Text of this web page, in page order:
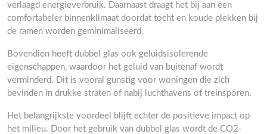
verlaagd energieverbruik. Daarnaast draagt het bij aan een
comfortabeler binnenklimaat doordat tocht en koude plekken bij
de ramen worden geminimaliseerd.
Bovendien heeft dubbel glas ook geluidsisolerende
eigenschappen, waardoor het geluid van buitenaf wordt
verminderd. Dit is vooral gunstig voor woningen die zich
bevinden in drukke straten of nabij luchthavens of treinsporen.
Het belangrijkste voordeel blijft echter de positieve impact op
het milieu. Door het gebruik van dubbel glas wordt de CO2-